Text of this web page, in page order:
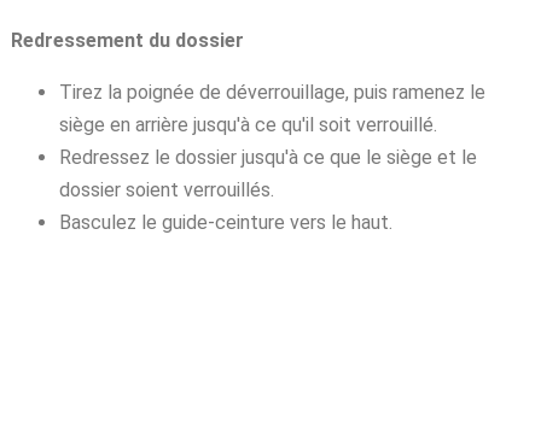
Redressement du dossier
Tirez la poignée de déverrouillage, puis ramenez le
siège en arrière jusqu'à ce qu'il soit verrouillé.
Redressez le dossier jusqu'à ce que le siège et le
dossier soient verrouillés.
Basculez le guide-ceinture vers le haut.